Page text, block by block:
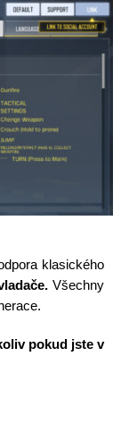
klasického
Všechny
pokud jste v